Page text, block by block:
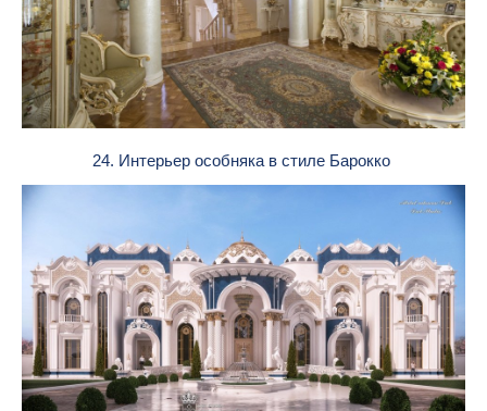
24. Интерьер особняка в стиле Барокко